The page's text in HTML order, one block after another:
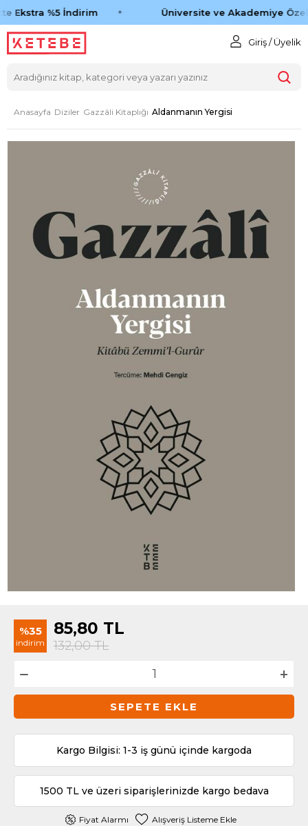
Ekstra %5 İndirim Üniversite ve Akademiye Özel
Giriş / Üyelik
Anasayfa Diziler Gazzâli Kitaplığı Aldanmanın Yergisi
%35
indirim
85,80 TL
132,00TL
SEPETE EKLE
Kargo Bilgisi: 1-3 iş günü içinde kargoda
1500 TL ve üzeri siparişlerinizde kargo bedava
Fiyat Alarmı Alışveriş Listeme Ekle